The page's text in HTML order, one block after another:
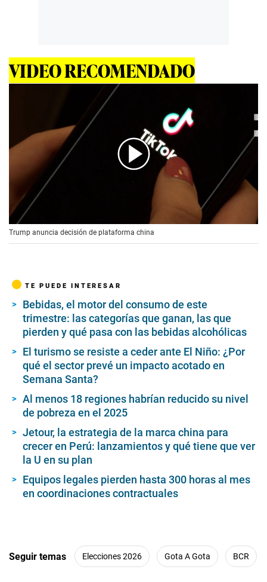
VIDEO RECOMENDADO
Trump anuncia decisión de plataforma china
TE PUEDE INTERESAR
Bebidas, el motor del consumo de este
trimestre: las categorías que ganan, las que
pierden y qué pasa con las bebidas alcohólicas
El turismo se resiste a ceder ante El Niño: ¿Por
qué el sector prevé un impacto acotado en
Semana Santa?
Al menos 18 regiones habrían reducido su nivel
de pobreza en el 2025
Jetour, la estrategia de la marca china para
crecer en Perú: lanzamientos y qué tiene que ver
la U en su plan
Equipos legales pierden hasta 300 horas al mes
en coordinaciones contractuales
Seguir temas Elecciones 2026 Gota A Gota BCR